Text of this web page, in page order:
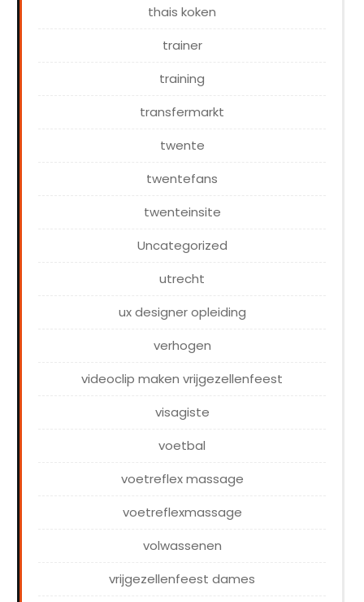
thais koken
trainer
training
transfermarkt
twente
twentefans
twenteinsite
Uncategorized
utrecht
ux designer opleiding
verhogen
videoclip maken vrijgezellenfeest
visagiste
voetbal
voetreflex massage
voetreflexmassage
volwassenen
vrijgezellenfeest dames